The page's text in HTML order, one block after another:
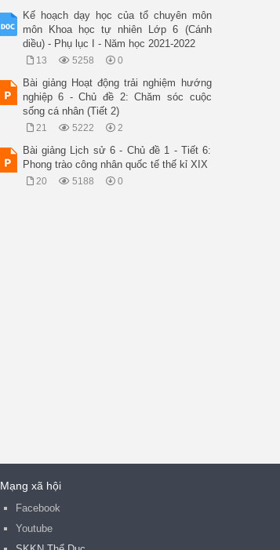
Kế hoạch dạy học của tổ chuyên môn
môn Khoa học tự nhiên Lớp 6 (Cánh
diều) - Phụ lục I - Năm học 2021-2022
13 5258 0
Bài giảng Hoạt động trải nghiệm hướng
nghiệp 6 - Chủ đề 2: Chăm sóc cuộc
sống cá nhân (Tiết 2)
21 5222 2
Bài giảng Lịch sử 6 - Chủ đề 1 - Tiết 6:
Phong trào công nhân quốc tế thế kỉ XIX
20 5188 0
Mạng xã hội
Facebook
Youtube